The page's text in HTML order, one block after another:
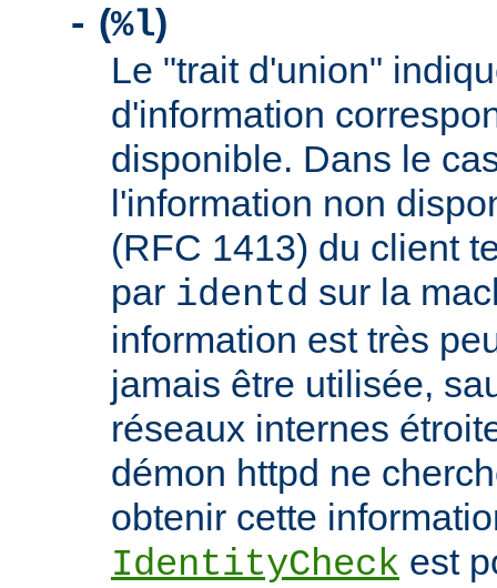
- (%l)
Le "trait d'union"
d'information
disponible. Dans le
l'information non
(RFC 1413) du client
par identd sur la
information est très
jamais être utilisée,
réseaux internes
démon httpd ne
obtenir cette
IdentityCheck est